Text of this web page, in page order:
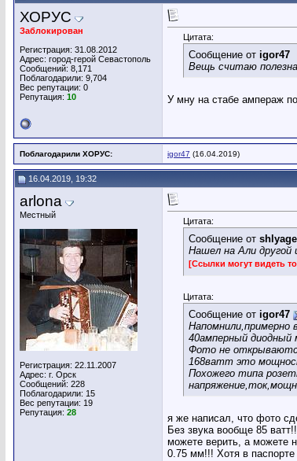
ХОРУС
Заблокирован
Регистрация: 31.08.2012
Адрес: город-герой Севастополь
Сообщений: 8,171
Поблагодарили: 9,704
Вес репутации: 0
Репутация: 10
Цитата:
Сообщение от igor47
Вещь считаю
У мну на стабе ампераж
Поблагодарили ХОРУС: igor47 (16.04.2019)
16.04.2019, 19:32
arlona
Местный
Регистрация: 22.11.2007
Адрес: г. Орск
Сообщений: 228
Поблагодарили: 15
Вес репутации: 19
Репутация: 28
Цитата:
Сообщение от
Нашел на Али другой
[Ссылки могут видеть
Цитата:
Сообщение от igor47
Напомнили,примерно
40амперный диодный
Фото не
168ватт это
Похожего типа
я же написал, что фото
Без звука вообще 85
можете верить, а можете
0.75 мм!!! Хотя в